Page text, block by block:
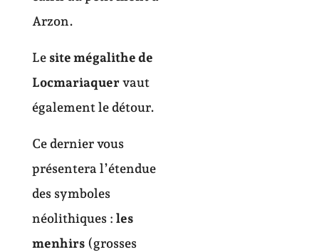
Arzon.
Le site mégalithe de
Locmariaquervaut
également le détour.
Ce dernier vous
présentera l’étendue
des symboles
néolithiques : les
menhirs(grosses